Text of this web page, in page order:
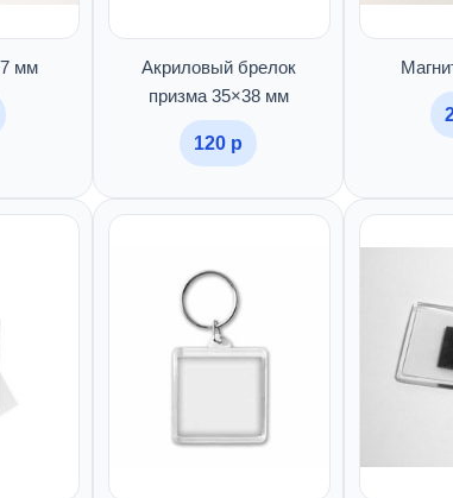
мм
Акриловый брелок
призма 35×38 мм
120 р